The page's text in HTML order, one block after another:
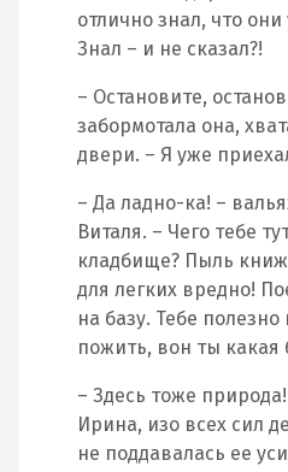
отлично знал, что
Знал – и не сказал?!
– Остановите,
забормотала она,
двери. – Я уже
– Да ладно-ка! –
Виталя. – Чего тебе
кладбище? Пыль
для легких вредно!
на базу. Тебе
пожить, вон ты какая
– Здесь тоже
Ирина, изо всех сил
не поддавалась ее